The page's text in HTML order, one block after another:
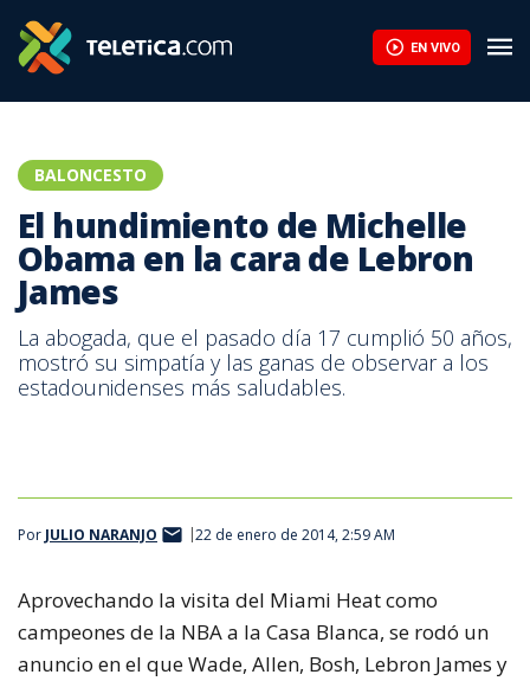
EN VIVO
BALONCESTO
El hundimiento de Michelle
Obama en la cara de Lebron
James
La abogada, que el pasado día 17 cumplió 50 años,
mostró su simpatía y las ganas de observar a los
estadounidenses más saludables.
Por JULIO NARANJO 22 de enero de 2014, 2:59 AM
Aprovechando la visita del Miami Heat como
campeones de la NBA a la Casa Blanca, se rodó un
anuncio en el que Wade, Allen, Bosh, Lebron James y